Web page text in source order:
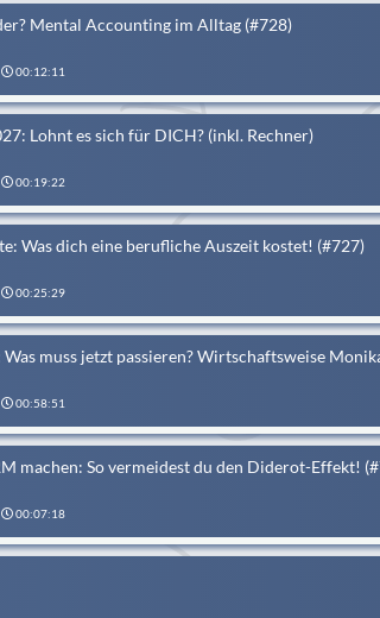
Mental Accounting im Alltag (#728)
00:12:11
Lohnt es sich für DICH? (inkl. Rechner)
00:19:22
Was dich eine berufliche Auszeit kostet! (#727)
00:25:29
muss jetzt passieren? Wirtschaftsweise
00:58:51
machen: So vermeidest du den Diderot-Effekt!
00:07:18